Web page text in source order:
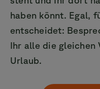
haben könnt. Egal,
entscheidet:
Ihr alle die gleichen
Urlaub.